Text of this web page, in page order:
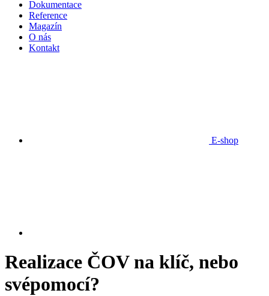
Dokumentace
Reference
Magazín
O nás
Kontakt
E-shop
Realizace ČOV na klíč, nebo
svépomocí?